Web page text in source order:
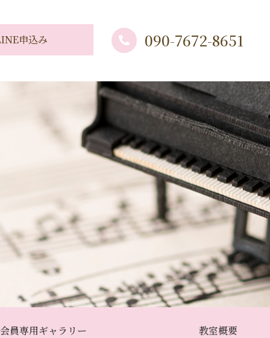
申込み 090-7672-8651
会員専用ギャラリー 教室概要